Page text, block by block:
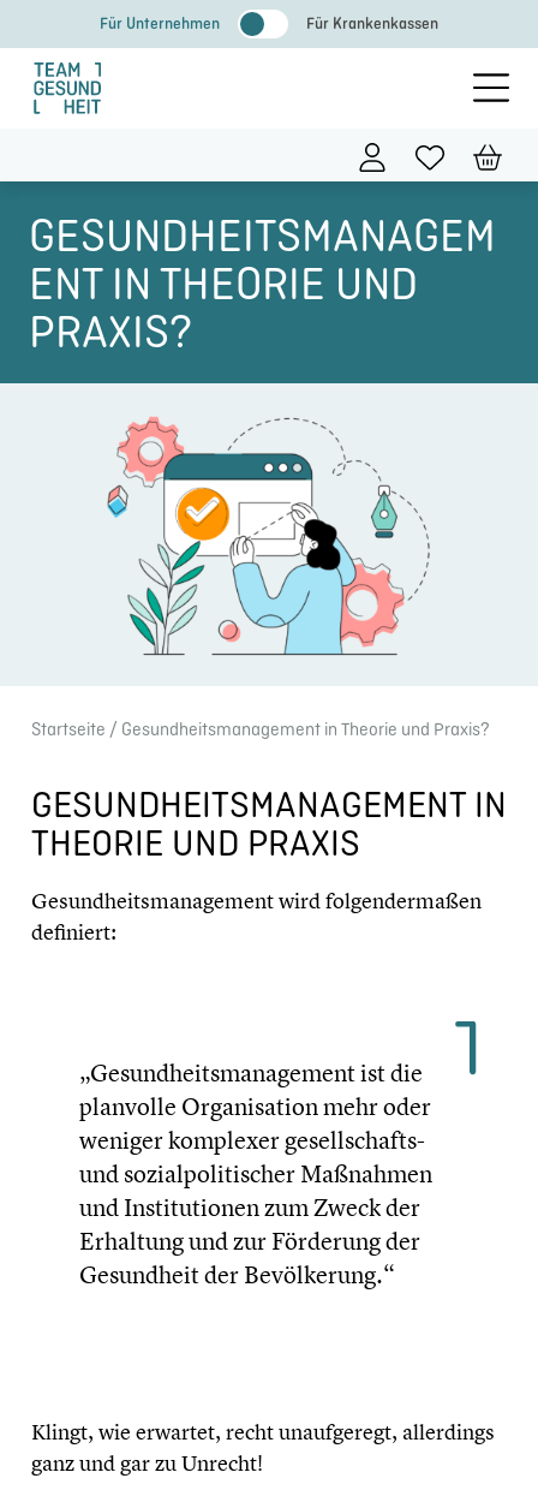
Inhalt
springen
Für Unternehmen Für Krankenkassen
GESUNDHEITSMANAGEM
ENT IN THEORIE UND
PRAXIS?
Start­seite / Gesundheits­management in Theorie und Praxis?
GESUNDHEITS­MANAGEMENT IN
THEORIE UND PRAXIS
Gesundheits­management wird folgen­der­ma­ßen
definiert:
„Gesundheits­management ist die
planvolle Organi­sa­tion mehr oder
weniger komplexer gesellschafts-
und sozial­po­li­ti­scher Maßnahmen
und Insti­tu­tio­nen zum Zweck der
Erhaltung und zur Förderung der
Gesund­heit der Bevöl­ke­rung.“
Klingt, wie erwartet, recht unauf­ge­regt, aller­dings
ganz und gar zu Unrecht!